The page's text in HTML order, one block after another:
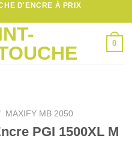
D'ENCRE À PRIX
0
MAXIFY MB 2050
PGI 1500XL M